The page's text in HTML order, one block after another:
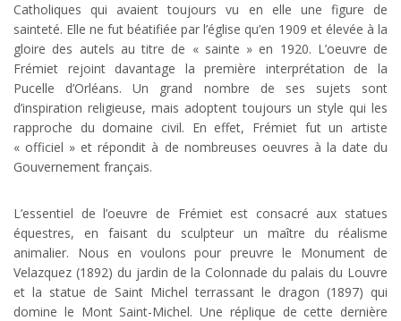
Catholiques qui avaient toujours vu en elle une figure de
sainteté. Elle ne fut béatifiée par l’église qu’en 1909 et élevée à la
gloire des autels au titre de « sainte » en 1920. L’oeuvre de
Frémiet rejoint davantage la première interprétation de la
Pucelle d’Orléans. Un grand nombre de ses sujets sont
d’inspiration religieuse, mais adoptent toujours un style qui les
rapproche du domaine civil. En effet, Frémiet fut un artiste
« officiel » et répondit à de nombreuses oeuvres à la date du
Gouvernement français.
L’essentiel de l’oeuvre de Frémiet est consacré aux statues
équestres, en faisant du sculpteur un maître du réalisme
animalier. Nous en voulons pour preuvre le Monument de
Velazquez (1892) du jardin de la Colonnade du palais du Louvre
et la statue de Saint Michel terrassant le dragon (1897) qui
domine le Mont Saint-Michel. Une réplique de cette dernière